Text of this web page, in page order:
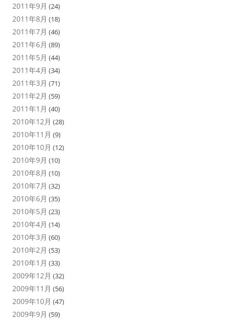
2011年9月 (24)
2011年8月 (18)
2011年7月 (46)
2011年6月 (89)
2011年5月 (44)
2011年4月 (34)
2011年3月 (71)
2011年2月 (59)
2011年1月 (40)
2010年12月 (28)
2010年11月 (9)
2010年10月 (12)
2010年9月 (10)
2010年8月 (10)
2010年7月 (32)
2010年6月 (35)
2010年5月 (23)
2010年4月 (14)
2010年3月 (60)
2010年2月 (53)
2010年1月 (33)
2009年12月 (32)
2009年11月 (56)
2009年10月 (47)
2009年9月 (59)